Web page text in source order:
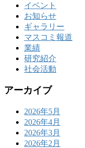
イベント
お知らせ
ギャラリー
マスコミ報道
業績
研究紹介
社会活動
アーカイブ
2026年5月
2026年4月
2026年3月
2026年2月